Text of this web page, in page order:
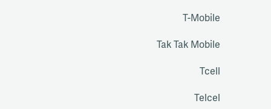
T-Mobile
Tak Tak Mobile
Tcell
Telcel